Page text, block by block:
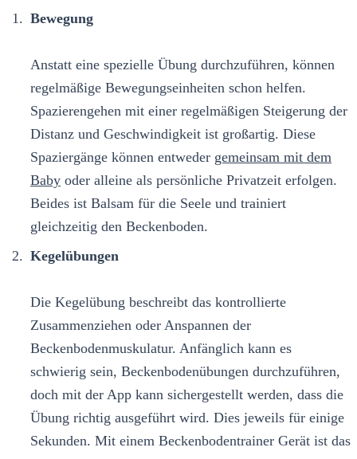
Bewegung
Anstatt eine spezielle Übung durchzuführen, können
regelmäßige Bewegungseinheiten schon helfen.
Spazierengehen mit einer regelmäßigen Steigerung der
Distanz und Geschwindigkeit ist großartig. Diese
Spaziergänge können entweder gemeinsam mit dem
Baby oder alleine als persönliche Privatzeit erfolgen.
Beides ist Balsam für die Seele und trainiert
gleichzeitig den Beckenboden.
Kegelübungen
Die Kegelübung beschreibt das kontrollierte
Zusammenziehen oder Anspannen der
Beckenbodenmuskulatur. Anfänglich kann es
schwierig sein, Beckenbodenübungen durchzuführen,
doch mit der App kann sichergestellt werden, dass die
Übung richtig ausgeführt wird. Dies jeweils für einige
Sekunden. Mit einem Beckenbodentrainer Gerät ist das